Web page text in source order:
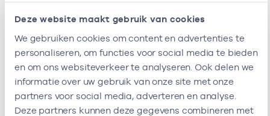
Deze website maakt gebruik van cookies
We gebruiken cookies om content en advertenties te
personaliseren, om functies voor social media te bieden
en om ons websiteverkeer te analyseren. Ook delen we
informatie over uw gebruik van onze site met onze
partners voor social media, adverteren en analyse.
Deze partners kunnen deze gegevens combineren met
Deze onderneming heeft de volgende vestigingen
Maatschap
Aukes Van
Wildenberg
Thujapark
3
Beuningen
Gld
- 05-01-1988
Zorgverleners